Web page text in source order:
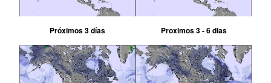
Próximos 3 días Proximos 3 - 6 dias